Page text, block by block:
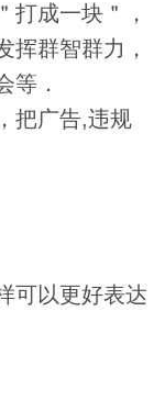
打成一块＂，
挥群智群力，
等．
把广告,违规
可以更好表达